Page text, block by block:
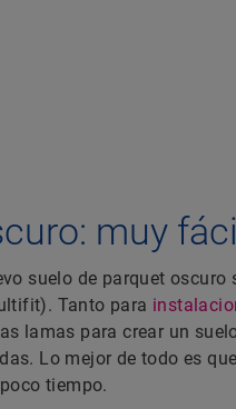
muy
suelo de parquet
Tanto para
lamas para crear un
Lo mejor de todo es
tiempo.